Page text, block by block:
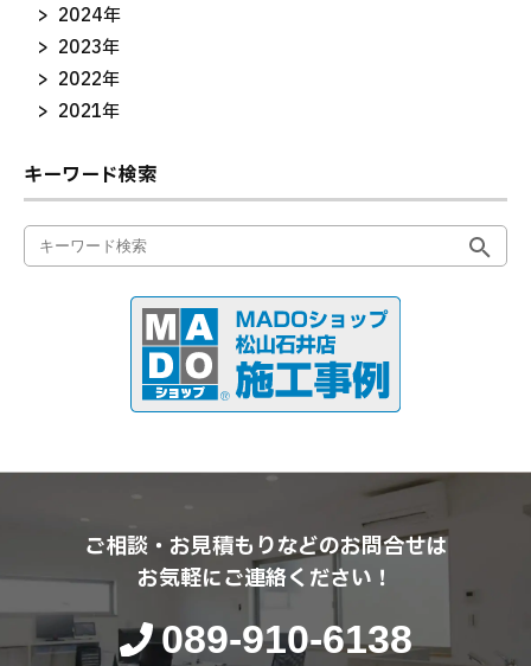
2024年
2023年
2022年
2021年
キーワード検索
ご相談・お見積もりなどのお問合せは
お気軽にご連絡ください！
089-910-6138